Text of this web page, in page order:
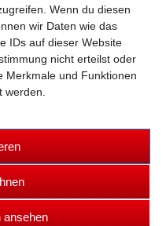
Wenn du diesen
wir Daten wie das
IDs auf dieser Website
nicht erteilst oder
Merkmale und Funktionen
werden.
ansehen